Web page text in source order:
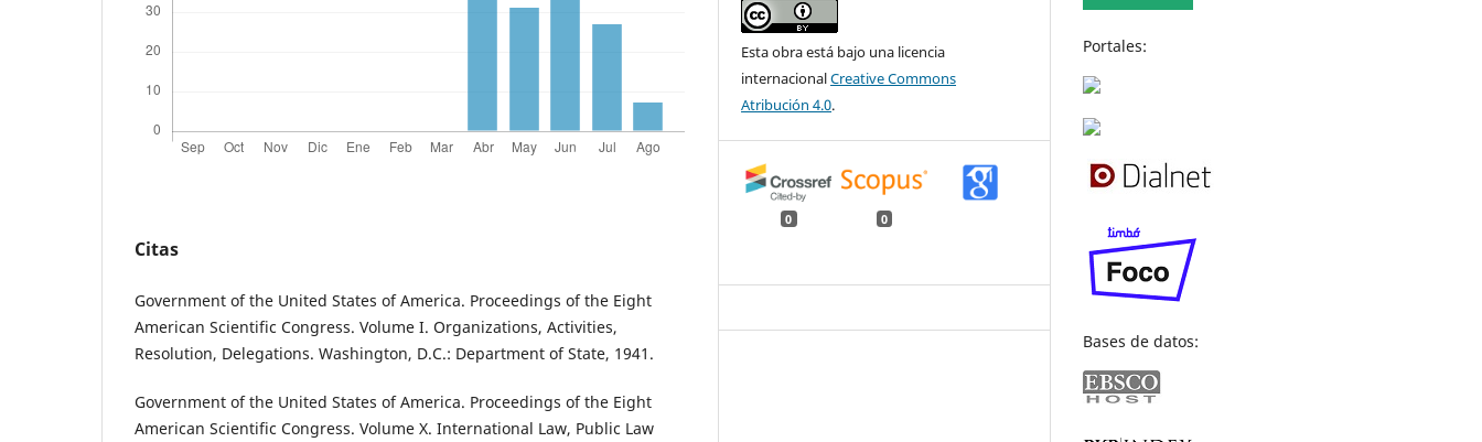
Citas
Government of the United States of America. Proceedings of the Eight
American Scientific Congress. Volume I. Organizations, Activities,
Resolution, Delegations. Washington, D.C.: Department of State, 1941.
Government of the United States of America. Proceedings of the Eight
American Scientific Congress. Volume X. International Law, Public Law
Esta obra está bajo una licencia
internacionalCreative Commons
Atribución 4.0.
0 0
Portales:
Bases de datos: